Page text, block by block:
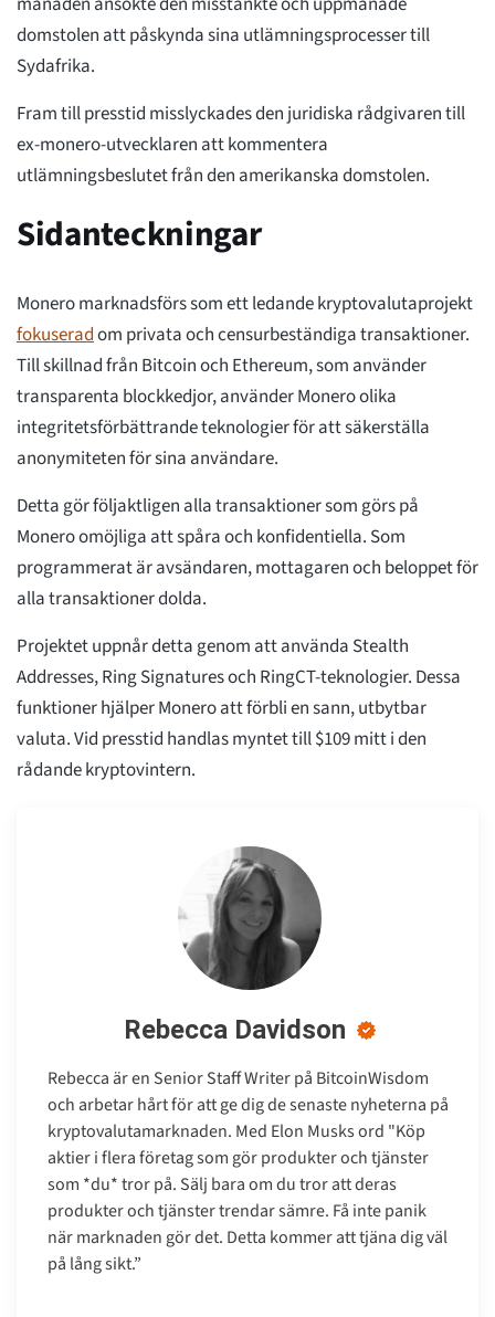
domstolen att påskynda sina utlämningsprocesser till
Sydafrika.
Fram till presstid misslyckades den juridiska rådgivaren till
ex-monero-utvecklaren att kommentera
utlämningsbeslutet från den amerikanska domstolen.
Sidanteckningar
Monero marknadsförs som ett ledande kryptovalutaprojekt
fokuseradom privata och censurbeständiga transaktioner.
Till skillnad från Bitcoin och Ethereum, som använder
transparenta blockkedjor, använder Monero olika
integritetsförbättrande teknologier för att säkerställa
anonymiteten för sina användare.
Detta gör följaktligen alla transaktioner som görs på
Monero omöjliga att spåra och konfidentiella. Som
programmerat är avsändaren, mottagaren och beloppet för
alla transaktioner dolda.
Projektet uppnår detta genom att använda Stealth
Addresses, Ring Signatures och RingCT-teknologier. Dessa
funktioner hjälper Monero att förbli en sann, utbytbar
valuta. Vid presstid handlas myntet till $109 mitt i den
rådande kryptovintern.
Rebecca Davidson
Rebecca är en Senior Staff Writer på BitcoinWisdom
och arbetar hårt för att ge dig de senaste nyheterna på
kryptovalutamarknaden. Med Elon Musks ord "Köp
aktier i flera företag som gör produkter och tjänster
som *du* tror på. Sälj bara om du tror att deras
produkter och tjänster trendar sämre. Få inte panik
när marknaden gör det. Detta kommer att tjäna dig väl
på lång sikt.”